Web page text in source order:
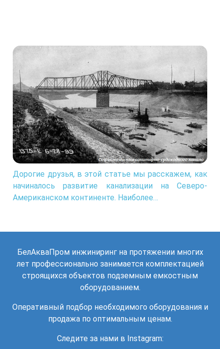
Дорогие друзья, в этой статье мы расскажем, как
начиналось развитие канализации на Северо-
Американском континенте. Наиболее…
БелАкваПром инжиниринг на протяжении многих
лет профессионально занимается комплектацией
строящихся объектов подземным емкостным
оборудованием.
Оперативный подбор необходимого оборудования и
продажа по оптимальным ценам.
Следите за нами в Instagram: